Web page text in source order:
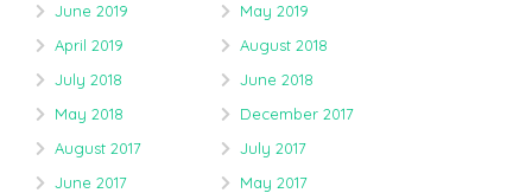
June 2019
May 2019
April 2019
August 2018
July 2018
June 2018
May 2018
December 2017
August 2017
July 2017
June 2017
May 2017